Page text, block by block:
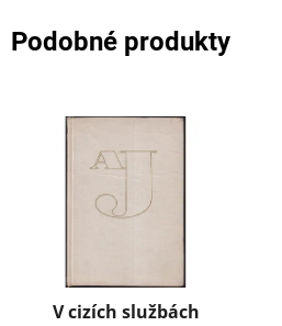
Podobné produkty
V cizích službách